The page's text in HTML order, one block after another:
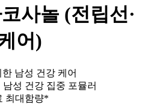
사놀 (전립선·
어)
남성 건강 케어
성 건강 집중 포뮬러
최대함량*